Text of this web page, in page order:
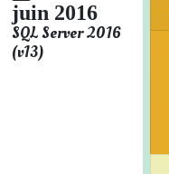
juin 2016
SQL Server 2016
(v13)